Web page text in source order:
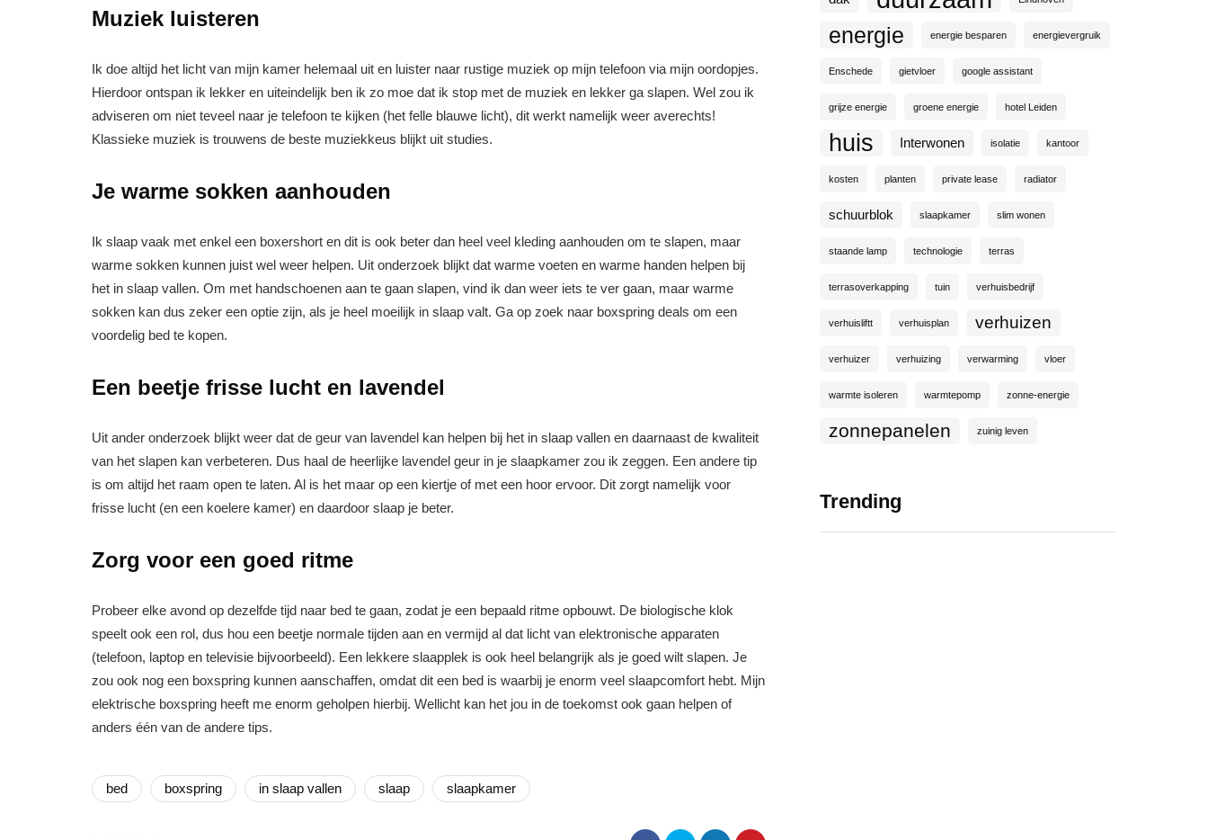
Muziek luisteren
Ik doe altijd het licht van mijn kamer helemaal uit en luister naar rustige muziek op mijn telefoon via mijn oordopjes.
Hierdoor ontspan ik lekker en uiteindelijk ben ik zo moe dat ik stop met de muziek en lekker ga slapen. Wel zou ik
adviseren om niet teveel naar je telefoon te kijken (het felle blauwe licht), dit werkt namelijk weer averechts!
Klassieke muziek is trouwens de beste muziekkeus blijkt uit studies.
Je warme sokken aanhouden
Ik slaap vaak met enkel een boxershort en dit is ook beter dan heel veel kleding aanhouden om te slapen, maar
warme sokken kunnen juist wel weer helpen. Uit onderzoek blijkt dat warme voeten en warme handen helpen bij
het in slaap vallen. Om met handschoenen aan te gaan slapen, vind ik dan weer iets te ver gaan, maar warme
sokken kan dus zeker een optie zijn, als je heel moeilijk in slaap valt. Ga op zoek naar boxspring deals om een
voordelig bed te kopen.
Een beetje frisse lucht en lavendel
Uit ander onderzoek blijkt weer dat de geur van lavendel kan helpen bij het in slaap vallen en daarnaast de kwaliteit
van het slapen kan verbeteren. Dus haal de heerlijke lavendel geur in je slaapkamer zou ik zeggen. Een andere tip
is om altijd het raam open te laten. Al is het maar op een kiertje of met een hoor ervoor. Dit zorgt namelijk voor
frisse lucht (en een koelere kamer) en daardoor slaap je beter.
Zorg voor een goed ritme
Probeer elke avond op dezelfde tijd naar bed te gaan, zodat je een bepaald ritme opbouwt. De biologische klok
speelt ook een rol, dus hou een beetje normale tijden aan en vermijd al dat licht van elektronische apparaten
(telefoon, laptop en televisie bijvoorbeeld). Een lekkere slaapplek is ook heel belangrijk als je goed wilt slapen. Je
zou ook nog een boxspring kunnen aanschaffen, omdat dit een bed is waarbij je enorm veel slaapcomfort hebt. Mijn
elektrische boxspring heeft me enorm geholpen hierbij. Wellicht kan het jou in de toekomst ook gaan helpen of
anders één van de andere tips.
bed boxspring in slaap vallen slaap slaapkamer
energie energie besparen energievergruik
Enschede gietvloer google assistant
grijze energie groene energie hotel Leiden
huis Interwonen isolatie kantoor
kosten planten private lease radiator
schuurblok slaapkamer slim wonen
staande lamp technologie terras
terrasoverkapping tuin verhuisbedrijf
verhuisliftt verhuisplan verhuizen
verhuizer verhuizing verwarming vloer
warmte isoleren warmtepomp zonne-energie
zonnepanelen zuinig leven
Trending